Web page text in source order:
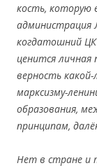
кость, которую
администрация
когдатошний
ценится личная
верность
марксизму-
образования, ме
принципам,
Нет в стране и